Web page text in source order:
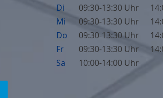
Di
Mi
Do
Fr
Sa
09:30-13:30 Uhr
09:30-13:30 Uhr
09:30-13:30 Uhr
09:30-13:30 Uhr
10:00-14:00 Uhr